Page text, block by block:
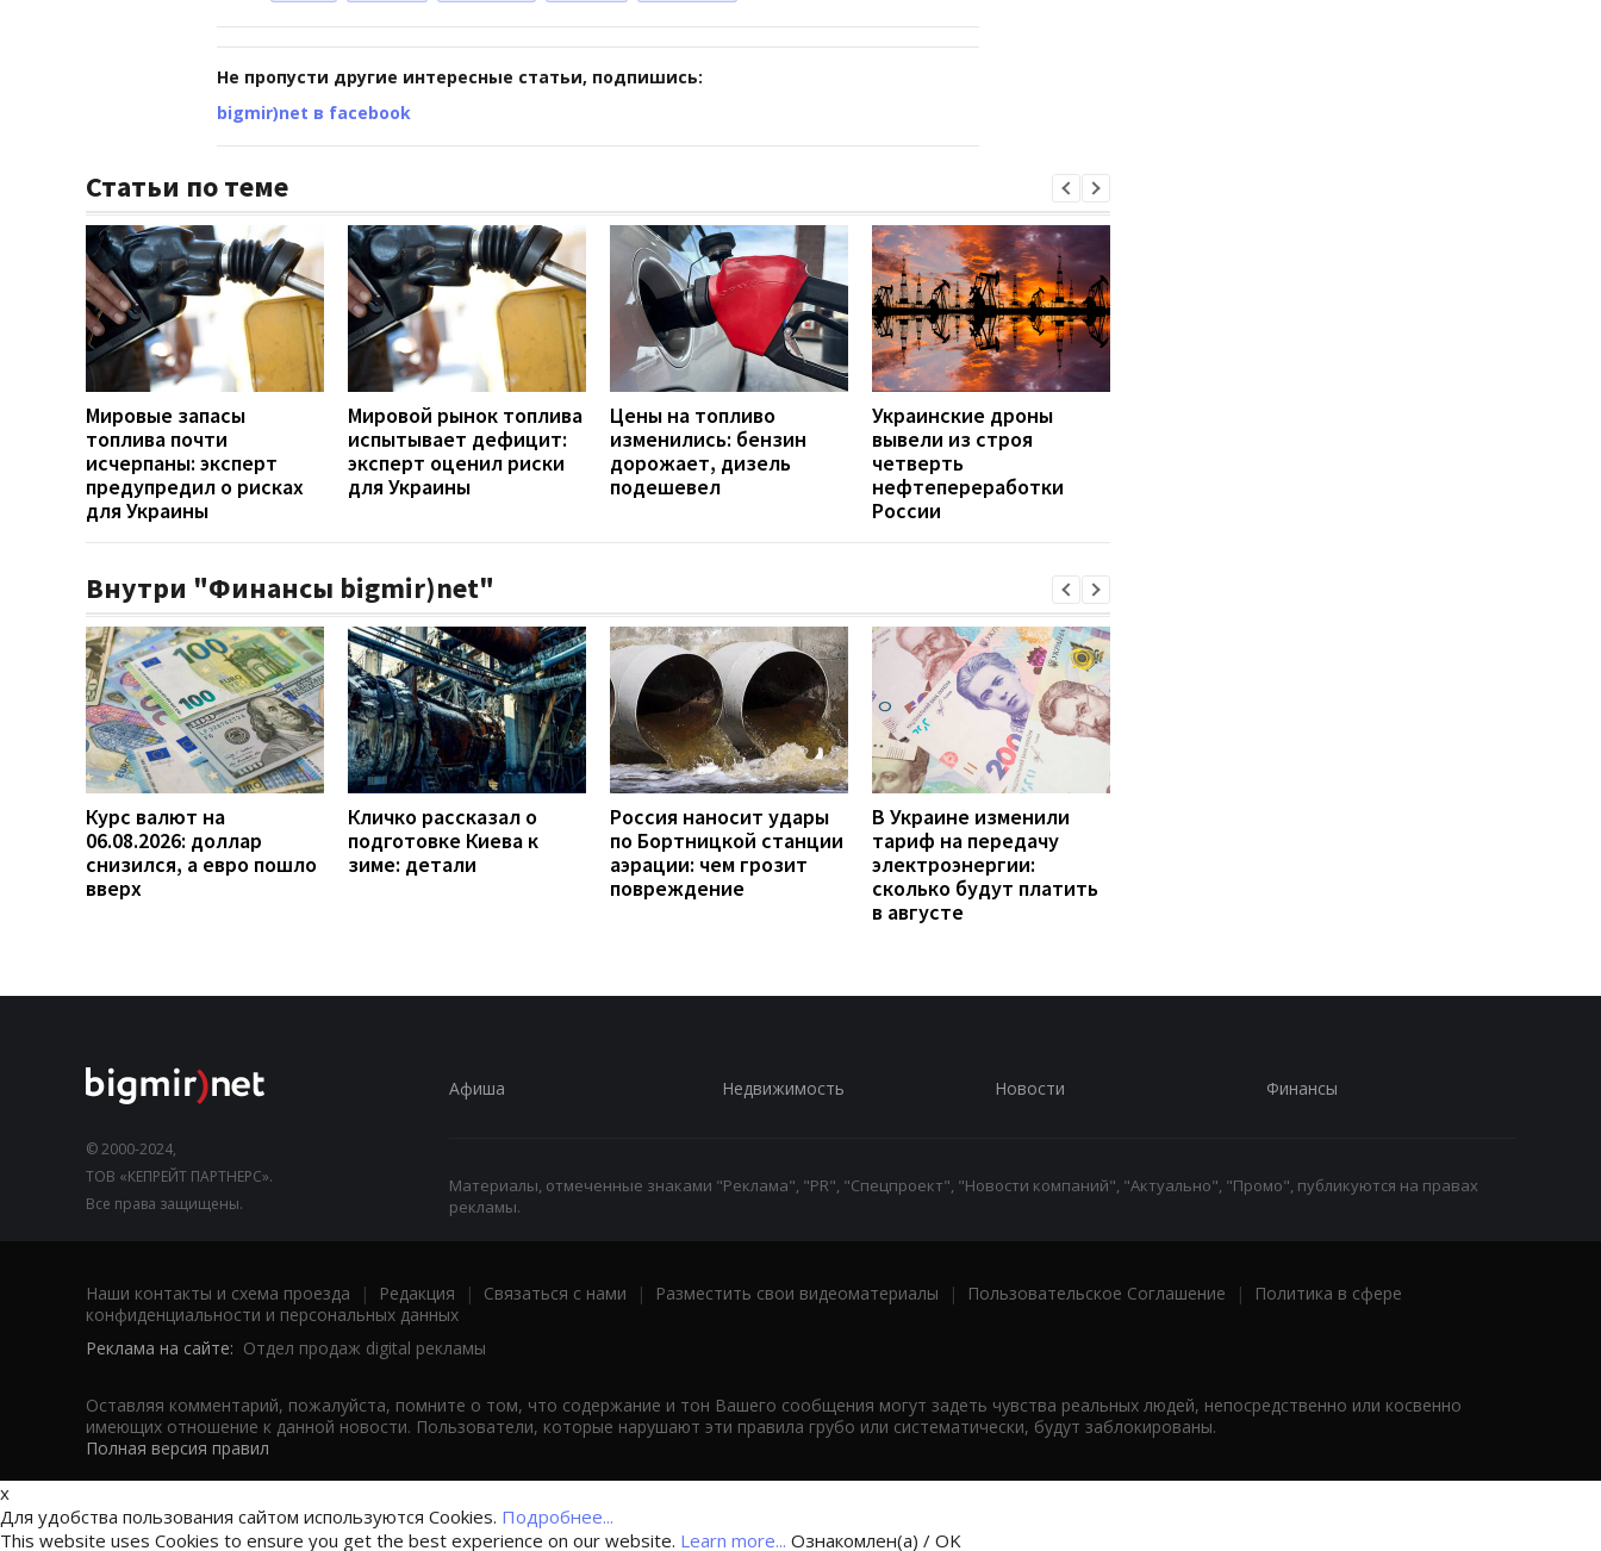
Не пропусти другие интересные статьи, подпишись:
bigmir)net в facebook
Статьи по теме
Мировые запасы
топлива почти
исчерпаны: эксперт
предупредил о рисках
для Украины
Мировой рынок топлива
испытывает дефицит:
эксперт оценил риски
для Украины
Цены на топливо
изменились: бензин
дорожает, дизель
подешевел
Украинские дроны
вывели из строя
четверть
нефтепереработки
России
Внутри "Финансы bigmir)net"
Курс валют на
06.08.2026: доллар
снизился, а евро пошло
вверх
Кличко рассказал о
подготовке Киева к
зиме: детали
Россия наносит удары
по Бортницкой станции
аэрации: чем грозит
повреждение
В Украине изменили
тариф на передачу
электроэнергии:
сколько будут платить
в августе
© 2000-2024,
ТОВ «КЕПРЕЙТ ПАРТНЕРС».
Все права защищены.
Афиша Недвижимость Новости Финансы
Материалы, отмеченные знаками "Реклама", "PR", "Спецпроект", "Новости компаний", "Актуально", "Промо", публикуются на правах
рекламы.
Наши контакты и схема проезда | Редакция | Связаться с нами | Разместить свои видеоматериалы | Пользовательское Соглашение |
Политика в сфере
конфиденциальности и персональных данных
Реклама на сайте: Отдел продаж digital рекламы
Оставляя комментарий, пожалуйста, помните о том, что содержание и тон Вашего сообщения могут задеть чувства реальных людей, непосредственно или косвенно
имеющих отношение к данной новости. Пользователи, которые нарушают эти правила грубо или систематически, будут заблокированы.
Полная версия правил
x
Для удобства пользования сайтом используются Cookies. Подробнее...
This website uses Cookies to ensure you get the best experience on our website. Learn more... Ознакомлен(а) / OK